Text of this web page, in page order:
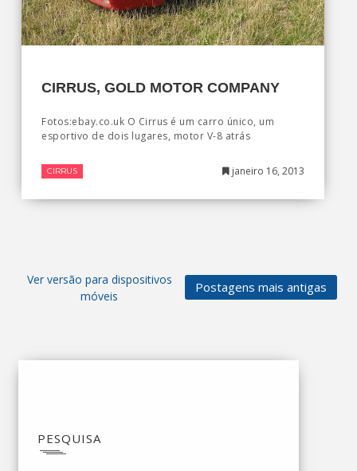
CIRRUS, GOLD MOTOR COMPANY
Fotos:ebay.co.uk O Cirrus é um carro único, um
esportivo de dois lugares, motor V-8 atrás
CIRRUS janeiro 16, 2013
Postagens mais antigas
Ver versão para dispositivos
móveis
PESQUISA